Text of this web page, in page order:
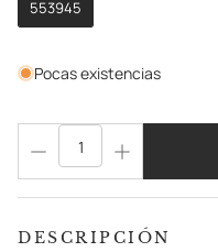
553945
Pocas existencias
DESCRIPCIÓN